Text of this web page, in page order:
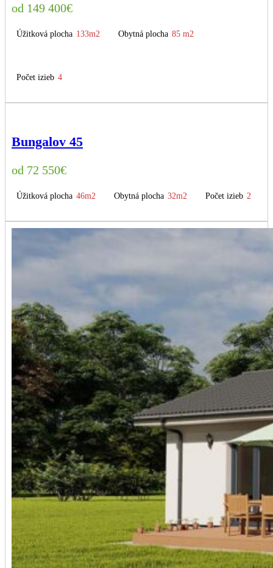
149 400€
Úžitková plocha 133m2 Obytná plocha 85 m2
Počet izieb 4
Bungalov 45
72 550€
Úžitková plocha 46m2 Obytná plocha 32m2 Počet izieb 2